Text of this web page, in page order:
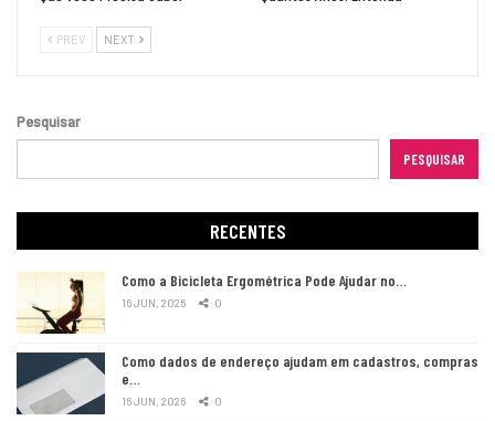
PREV NEXT
Pesquisar
PESQUISAR
RECENTES
Como a Bicicleta Ergométrica Pode Ajudar no…
16 JUN, 2026 0
Como dados de endereço ajudam em cadastros, compras
e…
16 JUN, 2026 0